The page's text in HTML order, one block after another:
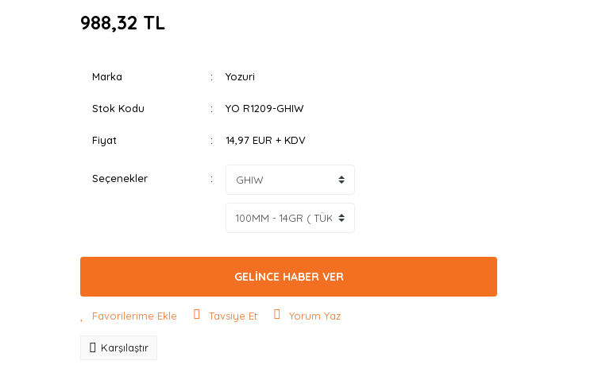
988,32 TL
Marka Yozuri
Stok Kodu YO R1209-GHIW
Fiyat 14,97 EUR + KDV
Seçenekler
GELİNCE HABER VER
Tavsiye Et Yorum Yaz
Karşılaştır